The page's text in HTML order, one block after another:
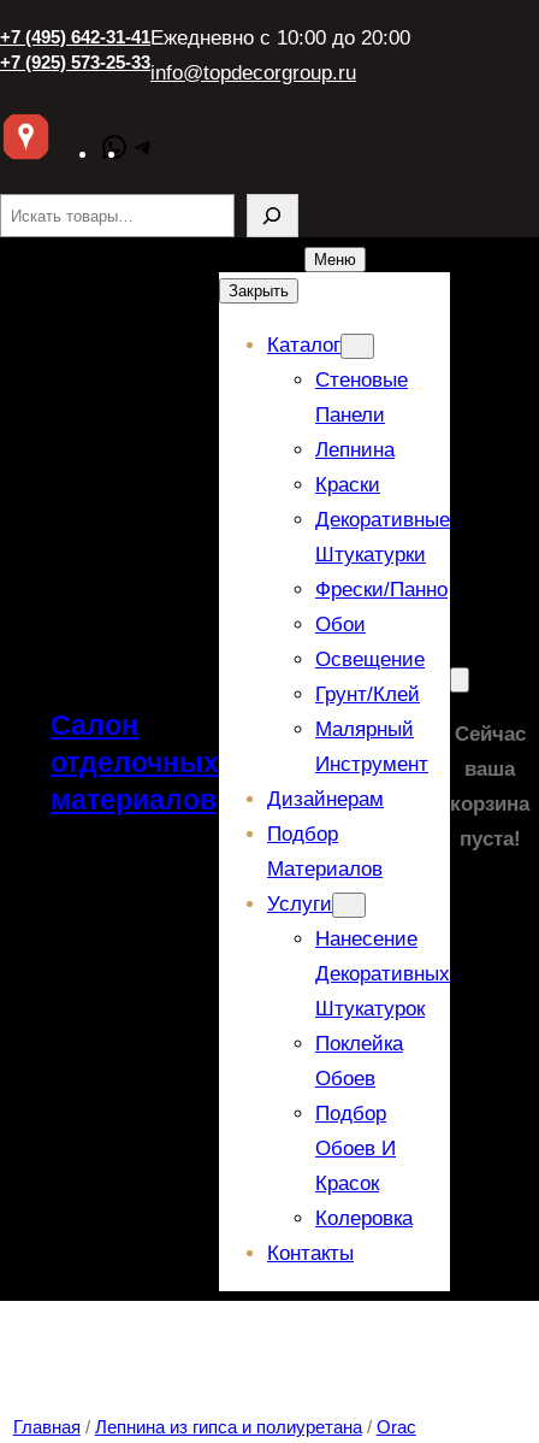
+7 (495) 642-31-41
+7 (925) 573-25-33
Ежедневно с 10:00 до 20:00
info@topdecorgroup.ru
WhatsApp
Поиск
Салон
отделочных
материалов
Меню
Закрыть
Каталог
Стеновые
Панели
Лепнина
Краски
Декоративные
Штукатурки
Фрески/панно
Обои
Освещение
Грунт/Клей
Малярный
Инструмент
Дизайнерам
Подбор
Материалов
Услуги
Нанесение
Декоративных
Штукатурок
Поклейка
Обоев
Подбор
Обоев И
Красок
Колеровка
Контакты
Сейчас
ваша
корзина
пуста!
Главная / Лепнина из гипса и полиуретана/ Orac